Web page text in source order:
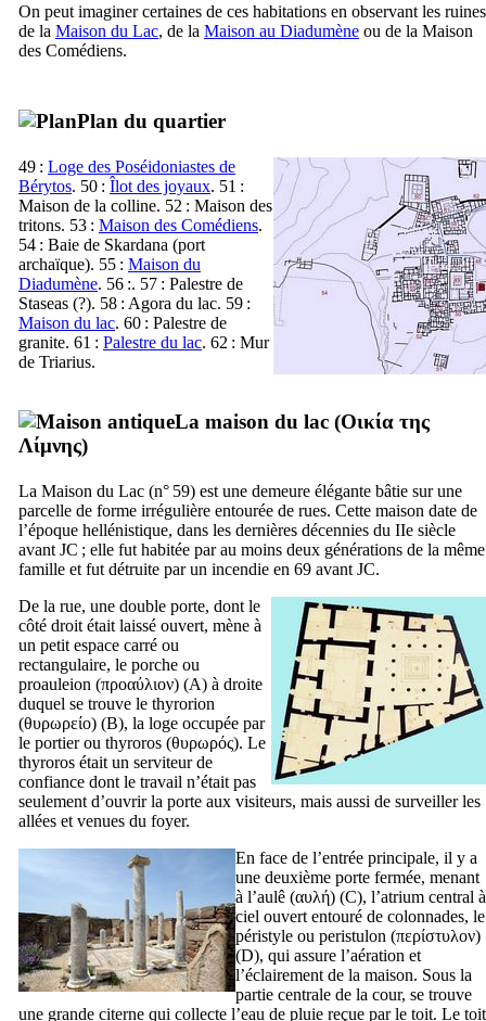
On peut imaginer certaines de ces habitations en observant les ruines
de la Maison du Lac, de la Maison au Diadumène ou de la Maison
des Comédiens.
Plan du quartier
49 : Loge des Poséidoniastes de
Bérytos. 50 : Îlot des joyaux. 51 :
Maison de la colline. 52 : Maison des
tritons. 53 : Maison des Comédiens.
54 : Baie de Skardana (port
archaïque). 55 : Maison du
Diadumène. 56 :. 57 : Palestre de
Staseas (?). 58 : Agora du lac. 59 :
Maison du lac. 60 : Palestre de
granite. 61 : Palestre du lac. 62 : Mur
de Triarius.
La maison du lac (Οικία της
Λίμνης)
La Maison du Lac (n° 59) est une demeure élégante bâtie sur une
parcelle de forme irrégulière entourée de rues. Cette maison date de
l’époque hellénistique, dans les dernières décennies du IIe siècle
avant JC ; elle fut habitée par au moins deux générations de la même
famille et fut détruite par un incendie en 69 avant JC.
De la rue, une double porte, dont le
côté droit était laissé ouvert, mène à
un petit espace carré ou
rectangulaire, le porche ou
proauleion (προαύλιον) (A) à droite
duquel se trouve le thyrorion
(θυρωρείο) (B), la loge occupée par
le portier ou thyroros (θυρωρός). Le
thyroros était un serviteur de
confiance dont le travail n’était pas
seulement d’ouvrir la porte aux visiteurs, mais aussi de surveiller les
allées et venues du foyer.
En face de l’entrée principale, il y a
une deuxième porte fermée, menant
à l’aulê (αυλή) (C), l’atrium central à
ciel ouvert entouré de colonnades, le
péristyle ou peristulon (περίστυλον)
(D), qui assure l’aération et
l’éclairement de la maison. Sous la
partie centrale de la cour, se trouve
une grande citerne qui collecte l’eau de pluie reçue par le toit. Le toit